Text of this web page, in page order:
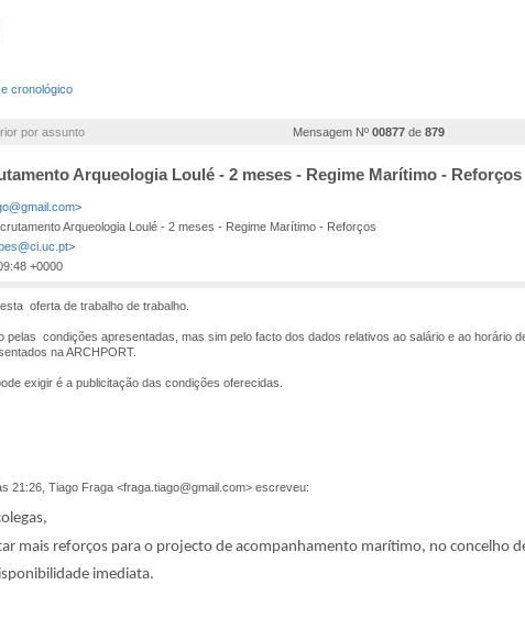
cronológico
por assunto Mensagem Nº 00877 de 879
Arqueologia Loulé - 2 meses - Regime Marítimo - Reforços
>
Arqueologia Loulé - 2 meses - Regime Marítimo - Reforços
>
+0000
oferta de trabalho de trabalho.
pelas condições apresentadas, mas sim pelo facto dos dados relativos ao salário e ao horário
na ARCHPORT.
exigir é a publicitação das condições oferecidas.
21:26, Tiago Fraga <fraga.tiago@gmail.com> escreveu:
mais reforços para o projecto de acompanhamento marítimo, no concelho
imediata.